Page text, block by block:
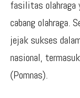
fasilitas olahraga
cabang olahraga.
jejak sukses
nasional,
(Pomnas).